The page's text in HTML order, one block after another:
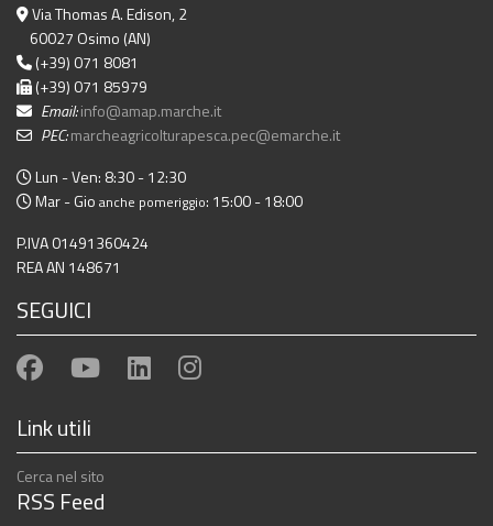
Via Thomas A. Edison, 2
60027 Osimo (AN)
(+39) 071 8081
(+39) 071 85979
Email:info@amap.marche.it
PEC:marcheagricolturapesca.pec@emarche.it
Lun - Ven: 8:30 - 12:30
Mar - Gio anche pomeriggio: 15:00 - 18:00
P.IVA 01491360424
REA AN 148671
SEGUICI
Link utili
Cerca nel sito
RSS Feed